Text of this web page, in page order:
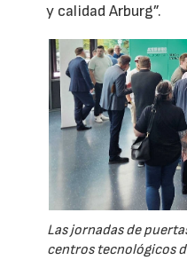
y calidad Arburg”.
Las jornadas de
centros tecnológicos